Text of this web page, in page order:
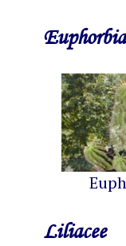
Liliacee